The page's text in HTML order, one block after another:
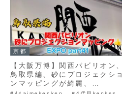
京都
【大阪万博】関西パビリオン、
鳥取県編、砂にプロジェクショ
ンマッピングが綺麗、
EXPOpart41(Kansai